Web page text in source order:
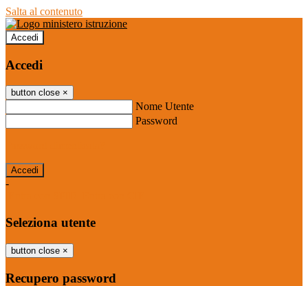
Salta al contenuto
Accedi
Accedi
button close ×
Nome Utente
Password
-
Seleziona utente
button close ×
Recupero password